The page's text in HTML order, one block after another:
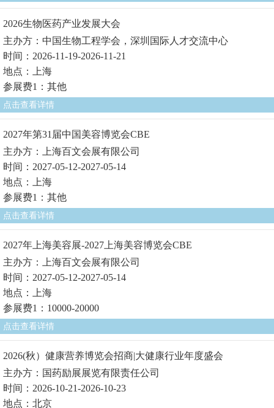
2026生物医药产业发展大会
主办方：中国生物工程学会，深圳国际人才交流中心
时间：2026-11-19-2026-11-21
地点：上海
参展费1：其他
点击查看详情
2027年第31届中国美容博览会CBE
主办方：上海百文会展有限公司
时间：2027-05-12-2027-05-14
地点：上海
参展费1：其他
点击查看详情
2027年上海美容展-2027上海美容博览会CBE
主办方：上海百文会展有限公司
时间：2027-05-12-2027-05-14
地点：上海
参展费1：10000-20000
点击查看详情
2026(秋）健康营养博览会招商|大健康行业年度盛会
主办方：国药励展展览有限责任公司
时间：2026-10-21-2026-10-23
地点：北京